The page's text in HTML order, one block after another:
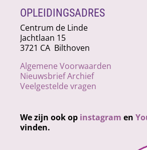
OPLEIDINGSADRES
Centrum de Linde
Jachtlaan 15
3721 CA Bilthoven
Algemene Voorwaarden
Nieuwsbrief Archief
Veelgestelde vragen
We zijn ook op instagram en
vinden.